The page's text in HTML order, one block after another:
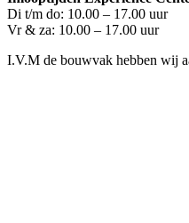
Di t/m do: 10.00 – 17.00 uur
Vr & za: 10.00 – 17.00 uur
I.V.M de bouwvak hebben wij